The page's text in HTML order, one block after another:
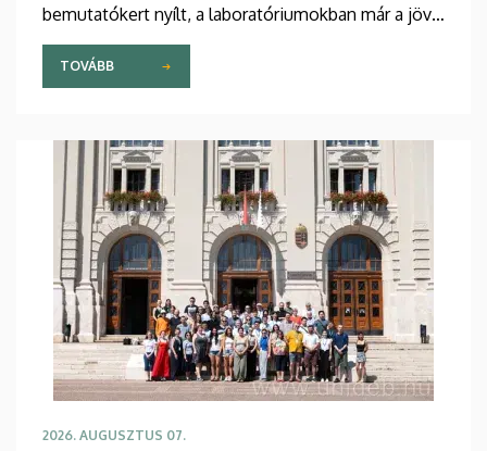
bemutatókert nyílt, a laboratóriumokban már a jövő
természetes gyógyszereit tökéletesítik a kutatók.
A nemzetközileg is elismert debreceni fejlesztések
– a bőrbarát rózsakrémtől a normál vércukorszintet
boltok polcaira is megérkezhetnek. Részletek a DE
M. Tóth Ildikó Sajtóközpont saját gyártású
tudományos sorozatának legújabb riportjában.
TOVÁBB
2026. AUGUSZTUS 07.